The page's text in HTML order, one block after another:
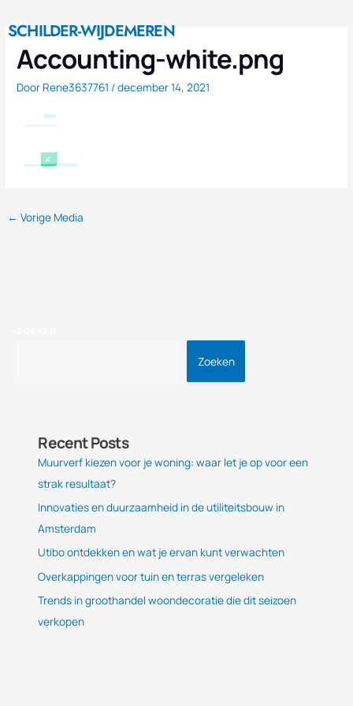
naar
inhoud
SCHILDER-WIJDEMEREN
Accounting-white.png
Door Rene3637761 /december 14, 2021
← Vorige Media
Zoeken
Recent Posts
Muurverf kiezen voor je woning: waar let je op voor een
strak resultaat?
Innovaties en duurzaamheid in de utiliteitsbouw in
Amsterdam
Utibo ontdekken en wat je ervan kunt verwachten
Overkappingen voor tuin en terras vergeleken
Trends in groothandel woondecoratie die dit seizoen
verkopen